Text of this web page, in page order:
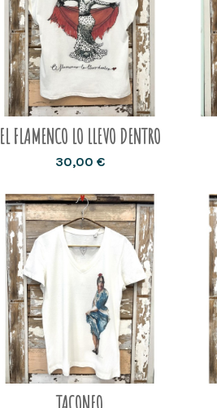
EL FLAMENCO LO LLEVO DENTRO
30,00 €